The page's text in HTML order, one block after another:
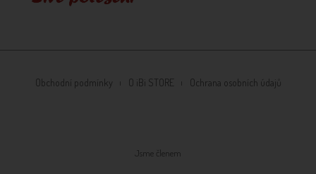
Obchodní podmínky O iBi STORE Ochrana osobních údajů
Jsme členem